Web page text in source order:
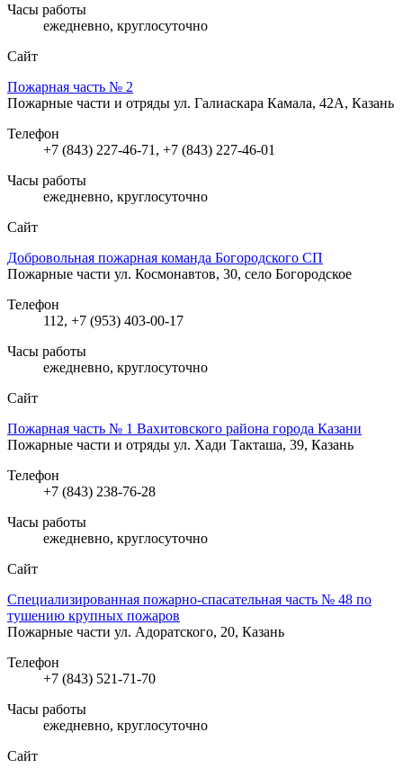
Часы работы
ежедневно, круглосуточно
Сайт
Пожарная часть № 2
Пожарные части и отряды ул. Галиаскара Камала, 42А, Казань
Телефон
+7 (843) 227-46-71, +7 (843) 227-46-01
Часы работы
ежедневно, круглосуточно
Сайт
Добровольная пожарная команда Богородского СП
Пожарные части ул. Космонавтов, 30, село Богородское
Телефон
112, +7 (953) 403-00-17
Часы работы
ежедневно, круглосуточно
Сайт
Пожарная часть № 1 Вахитовского района города Казани
Пожарные части и отряды ул. Хади Такташа, 39, Казань
Телефон
+7 (843) 238-76-28
Часы работы
ежедневно, круглосуточно
Сайт
Специализированная пожарно-спасательная часть № 48 по
тушению крупных пожаров
Пожарные части ул. Адоратского, 20, Казань
Телефон
+7 (843) 521-71-70
Часы работы
ежедневно, круглосуточно
Сайт